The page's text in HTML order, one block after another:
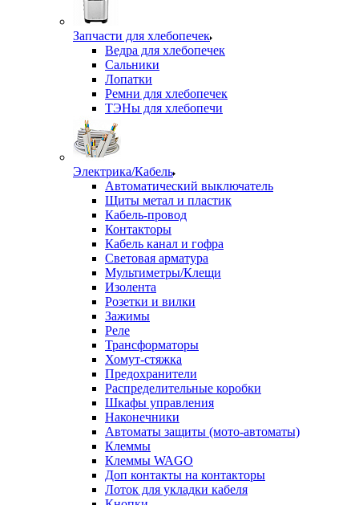
Запчасти для хлебопечек
Ведра для хлебопечек
Сальники
Лопатки
Ремни для хлебопечек
ТЭНы для хлебопечи
Электрика/Кабель
Автоматический выключатель
Щиты метал и пластик
Кабель-провод
Контакторы
Кабель канал и гофра
Световая арматура
Мультиметры/Клещи
Изолента
Розетки и вилки
Зажимы
Реле
Трансформаторы
Хомут-стяжка
Предохранители
Распределительные коробки
Шкафы управления
Наконечники
Автоматы защиты (мото-автоматы)
Клеммы
Клеммы WAGO
Доп контакты на контакторы
Лоток для укладки кабеля